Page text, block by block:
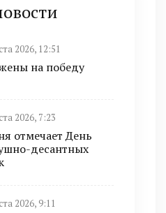
2026, 12:51
на победу
2026, 7:23
отмечает День
десантных
2026, 9:11